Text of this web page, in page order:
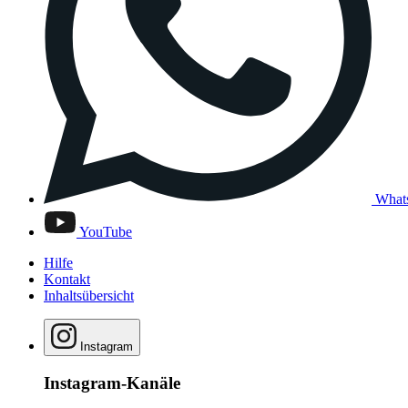
YouTube
Hilfe
Kontakt
Inhaltsübersicht
Instagram
Instagram-Kanäle